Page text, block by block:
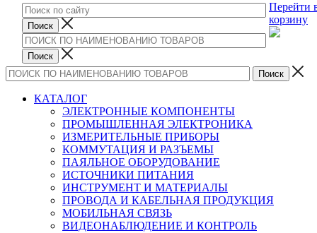
Перейти
корзину
КАТАЛОГ
ЭЛЕКТРОННЫЕ КОМПОНЕНТЫ
ПРОМЫШЛЕННАЯ ЭЛЕКТРОНИКА
ИЗМЕРИТЕЛЬНЫЕ ПРИБОРЫ
КОММУТАЦИЯ И РАЗЪЕМЫ
ПАЯЛЬНОЕ ОБОРУДОВАНИЕ
ИСТОЧНИКИ ПИТАНИЯ
ИНСТРУМЕНТ И МАТЕРИАЛЫ
ПРОВОДА И КАБЕЛЬНАЯ ПРОДУКЦИЯ
МОБИЛЬНАЯ СВЯЗЬ
ВИДЕОНАБЛЮДЕНИЕ И КОНТРОЛЬ